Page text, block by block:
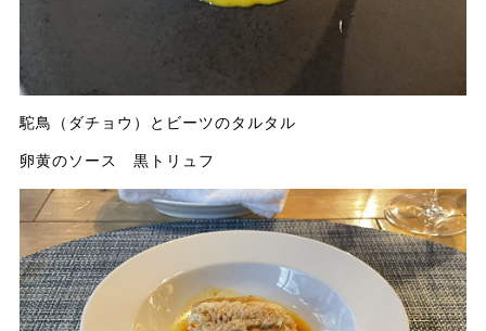
駝鳥（ダチョウ）とビーツのタルタル
卵黄のソース 黒トリュフ